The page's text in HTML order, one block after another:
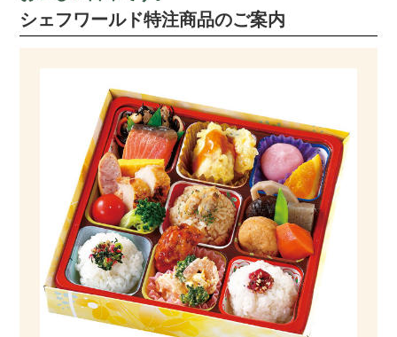
シェフワールド特注商品のご案内